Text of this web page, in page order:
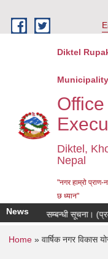
Diktel
Municipality
Diktel,
Nepal
"नगर हाम्रो प्राण-
छ ध्यान"
Newsहुने सम्बन्धी सूचना।
You are
Home» वार्षिक नगर विकास